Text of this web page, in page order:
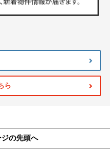
ら
の先頭へ